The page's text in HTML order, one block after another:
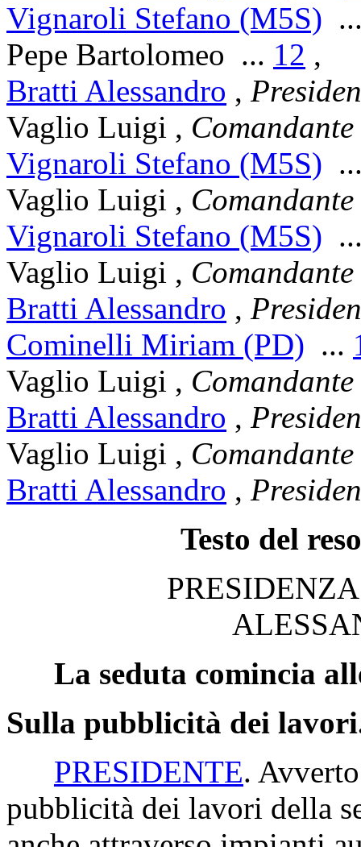
Vignaroli Stefano (M5S)
Pepe Bartolomeo ... 12 ,
Bratti Alessandro ,
Vaglio Luigi ,
Vignaroli Stefano (M5S)
Vaglio Luigi ,
Vignaroli Stefano (M5S)
Vaglio Luigi ,
Bratti Alessandro ,
Cominelli Miriam (PD) ...
Vaglio Luigi ,
Bratti Alessandro ,
Vaglio Luigi ,
Bratti Alessandro ,
Testo del
La seduta comincia
Sulla pubblicità dei
PRESIDENTE.
pubblicità dei lavori della